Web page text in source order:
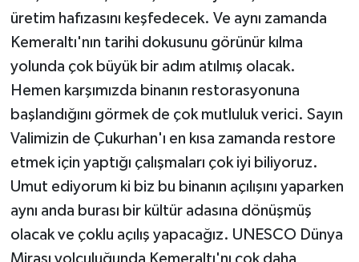
üretim hafızasını keşfedecek. Ve aynı zamanda
Kemeraltı'nın tarihi dokusunu görünür kılma
yolunda çok büyük bir adım atılmış olacak.
Hemen karşımızda binanın restorasyonuna
başlandığını görmek de çok mutluluk verici. Sayın
Valimizin de Çukurhan'ı en kısa zamanda restore
etmek için yaptığı çalışmaları çok iyi biliyoruz.
Umut ediyorum ki biz bu binanın açılışını yaparken
aynı anda burası bir kültür adasına dönüşmüş
olacak ve çoklu açılış yapacağız. UNESCO Dünya